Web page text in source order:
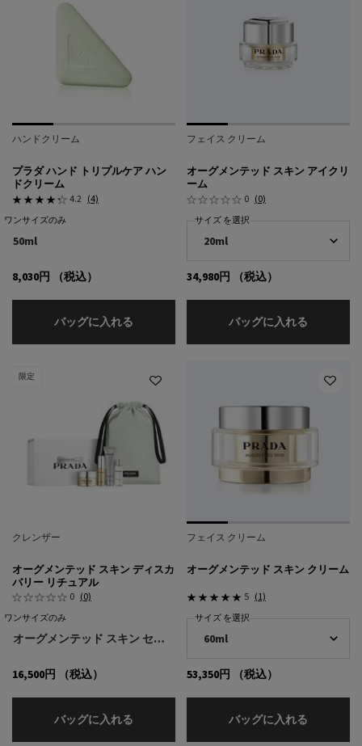
ハンドクリーム
プラダ ハンド トリプルケア ハン
ドクリーム
4.2 (4)
ワンサイズのみ
50ml
8,030円 （税込）
バッグに入れる プラダ ハンド トリプルケア ハンドクリーム
フェイス クリーム
オーグメンテッド スキン アイクリ
ーム
0 (0)
サイズ を選択
34,980円 （税込）
バッグに入れる
限定
クレンザー
オーグメンテッド スキン ディスカ
バリー リチュアル
0 (0)
ワンサイズのみ
オーグメンテッド スキン セット
16,500円 （税込）
バッグに入れる オーグメンテッド スキン ディスカバリー
フェイス クリーム
オーグメンテッド スキン クリーム
5 (1)
サイズ を選択
53,350円 （税込）
バッグに入れる